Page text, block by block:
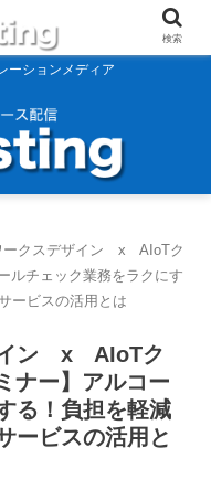
ーションメディア
ークスデザイン x AIoTク
ルチェック業務をラクにす
ービスの活用とは
イン x AIoTク
ナー】アルコー
る！負担を軽減
ービスの活用と
検索